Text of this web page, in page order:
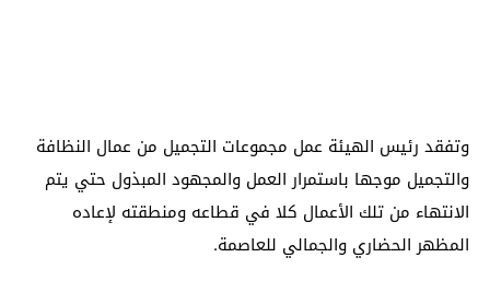
وتفقد رئيس الهيئة عمل مجموعات التجميل من عمال النظافة
والتجميل موجها باستمرار العمل والمجهود المبذول حتي يتم
الانتهاء من تلك الأعمال كلا في قطاعه ومنطقته لإعاده
المظهر الحضاري والجمالي للعاصمة.